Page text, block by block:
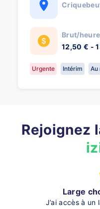
Brut/heure
12,50 € -
Urgente Intérim Au
Rejoignez
Large
J’ai accès à